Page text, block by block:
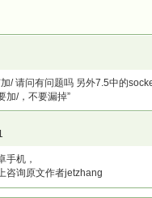
/ 请问有问题吗 另外7.5中的
加/，不要漏掉”
手机，
咨询原文作者jetzhang